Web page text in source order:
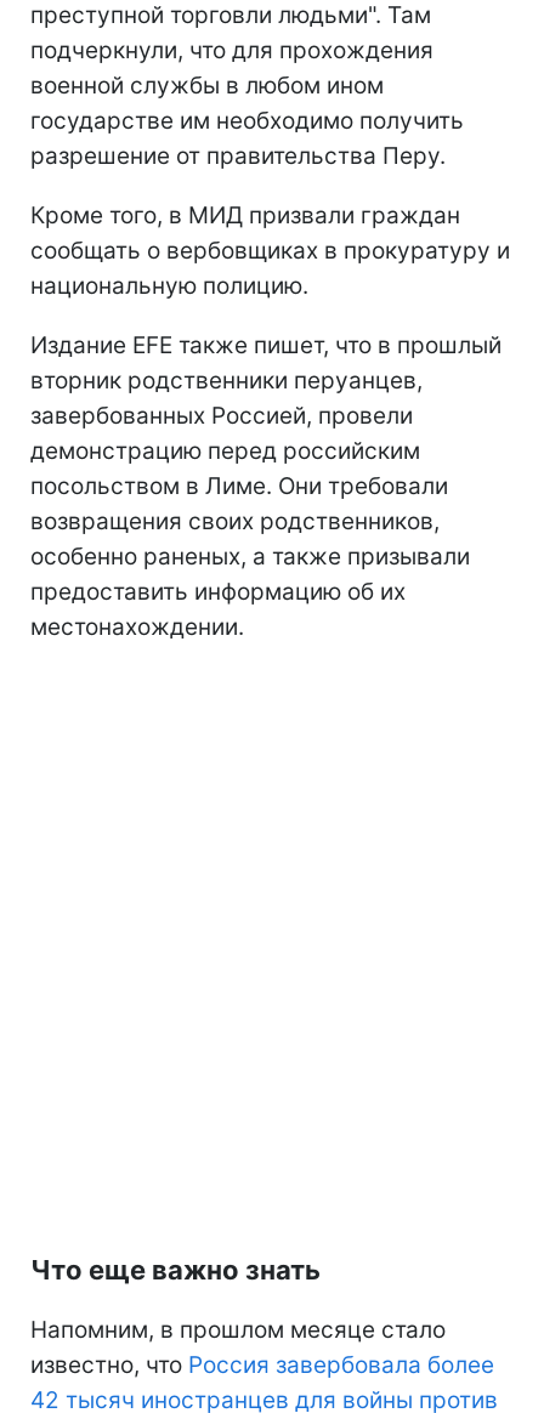
преступной торговли людьми". Там
подчеркнули, что для прохождения
военной службы в любом ином
государстве им необходимо получить
разрешение от правительства Перу.
Кроме того, в МИД призвали граждан
сообщать о вербовщиках в прокуратуру и
национальную полицию.
Издание EFE также пишет, что в прошлый
вторник родственники перуанцев,
завербованных Россией, провели
демонстрацию перед российским
посольством в Лиме. Они требовали
возвращения своих родственников,
особенно раненых, а также призывали
предоставить информацию об их
местонахождении.
Что еще важно знать
Напомним, в прошлом месяце стало
известно, что Россия завербовала более
42 тысяч иностранцев для войны против